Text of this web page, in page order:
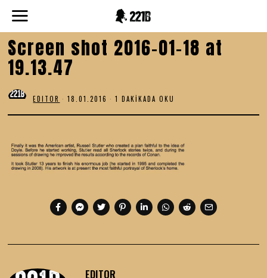
Screen shot 2016-01-18 at
19.13.47
EDITOR 18.01.2016 1 DAKIKADA OKU
EDITOR